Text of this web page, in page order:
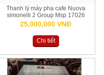
Thanh lý máy pha cafe Nuova
simonelli 2 Group Msp 17026
25,000,000 VNĐ
Chi tiết